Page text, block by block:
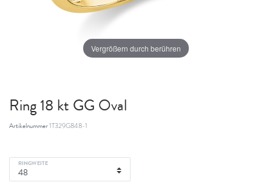
Vergrößern durch berühren
Ring 18 kt GG Oval
Artikelnummer1T329G848-1
RINGWEITE